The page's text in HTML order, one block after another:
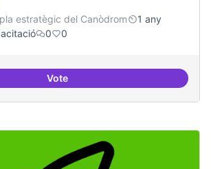
estratègic del Canòdrom
1 any
0 0
VoteConsolidar oferta antena